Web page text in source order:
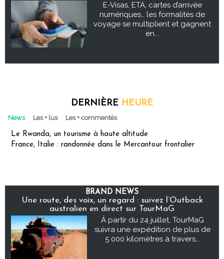
E-Visas, ETA, cartes d’arrivée
numériques… les formalités de
voyage se multiplient et gagnent
en...
DERNIÈRE HEURE
News Les + lus Les + commentés
Le Rwanda, un tourisme à haute altitude
France, Italie : randonnée dans le Mercantour frontalier
BRAND NEWS
Une route, des voix, un regard : suivez l’Outback
australien en direct sur TourMaG
À partir du 24 juillet, TourMaG
suivra une expédition de plus de
5 000 kilomètres à travers...